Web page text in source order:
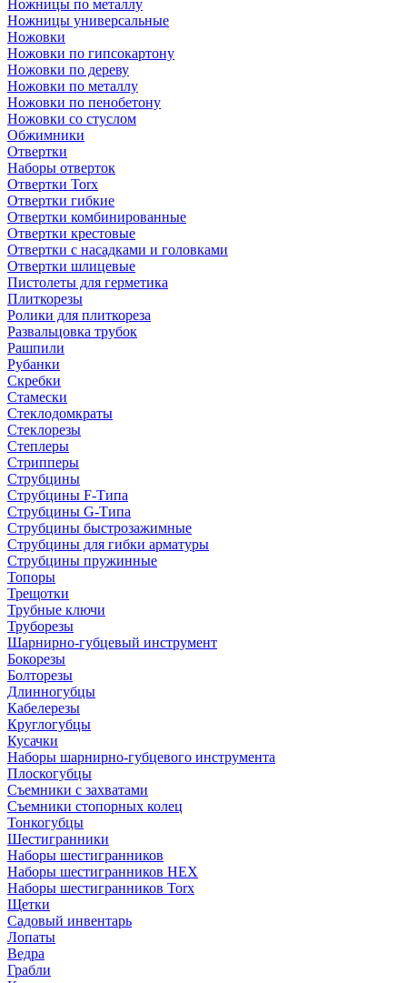
Ножницы по металлу
Ножницы универсальные
Ножовки
Ножовки по гипсокартону
Ножовки по дереву
Ножовки по металлу
Ножовки по пенобетону
Ножовки со стуслом
Обжимники
Отвертки
Наборы отверток
Отвертки Torx
Отвертки гибкие
Отвертки комбинированные
Отвертки крестовые
Отвертки с насадками и головками
Отвертки шлицевые
Пистолеты для герметика
Плиткорезы
Ролики для плиткореза
Развальцовка трубок
Рашпили
Рубанки
Скребки
Стамески
Стеклодомкраты
Стеклорезы
Степлеры
Стрипперы
Струбцины
Струбцины F-Типа
Струбцины G-Типа
Струбцины быстрозажимные
Струбцины для гибки арматуры
Струбцины пружинные
Топоры
Трещотки
Трубные ключи
Труборезы
Шарнирно-губцевый инструмент
Бокорезы
Болторезы
Длинногубцы
Кабелерезы
Круглогубцы
Кусачки
Наборы шарнирно-губцевого инструмента
Плоскогубцы
Съемники с захватами
Съемники стопорных колец
Тонкогубцы
Шестигранники
Наборы шестигранников
Наборы шестигранников HEX
Наборы шестигранников Torx
Щетки
Садовый инвентарь
Лопаты
Ведра
Грабли